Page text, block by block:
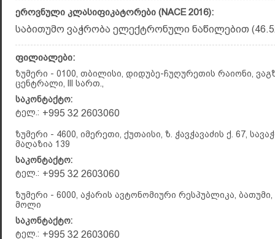
ეროვნული კლასიფიკატორები (NACE 2016):
საბითუმო ვაჭრობა ელექტრონული ნაწილებით
ფილიალები:
ზუმერი - 0100, თბილისი, დიდუბე-ჩუღურეთის რაიონი,
ცენტრალი, lll სართ.,
საკონტაქტო:
ტელ.: +995 32 2603060
ზუმერი - 4600, იმერეთი, ქუთაისი, ზ. ჭავჭავაძის ქ. 67,
მაღაზია 139
საკონტაქტო:
ტელ.: +995 32 2603060
ზუმერი - 6000, აჭარის ავტონომიური რესპუბლიკა,
მოლი
საკონტაქტო:
ტელ.: +995 32 2603060